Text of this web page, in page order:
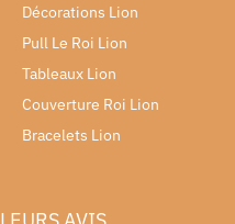
Décorations Lion
Pull Le Roi Lion
Tableaux Lion
Couverture Roi Lion
Bracelets Lion